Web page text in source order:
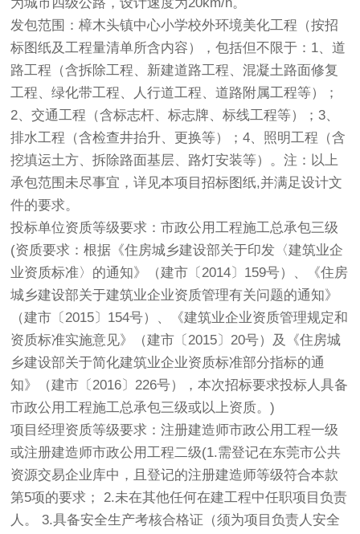
为城市四级公路，设计速度为20km/h。
发包范围：樟木头镇中心小学校外环境美化工程（按招
标图纸及工程量清单所含内容），包括但不限于：1、道
路工程（含拆除工程、新建道路工程、混凝土路面修复
工程、绿化带工程、人行道工程、道路附属工程等）；
2、交通工程（含标志杆、标志牌、标线工程等）；3、
排水工程（含检查井抬升、更换等）；4、照明工程（含
挖填运土方、拆除路面基层、路灯安装等）。注：以上
承包范围未尽事宜，详见本项目招标图纸,并满足设计文
件的要求。
投标单位资质等级要求：市政公用工程施工总承包三级
(资质要求：根据《住房城乡建设部关于印发〈建筑业企
业资质标准〉的通知》（建市〔2014〕159号）、《住房
城乡建设部关于建筑业企业资质管理有关问题的通知》
（建市〔2015〕154号）、《建筑业企业资质管理规定和
资质标准实施意见》（建市〔2015〕20号）及《住房城
乡建设部关于简化建筑业企业资质标准部分指标的通
知》（建市〔2016〕226号），本次招标要求投标人具备
市政公用工程施工总承包三级或以上资质。)
项目经理资质等级要求：注册建造师市政公用工程一级
或注册建造师市政公用工程二级(1.需登记在东莞市公共
资源交易企业库中，且登记的注册建造师等级符合本款
第5项的要求； 2.未在其他任何在建工程中任职项目负责
人。 3.具备安全生产考核合格证（须为项目负责人安全